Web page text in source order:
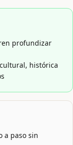
profundizar
histórica
a paso sin